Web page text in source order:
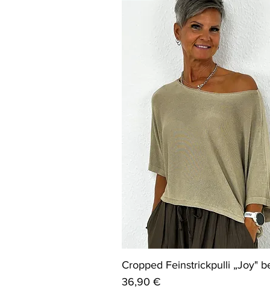
Cropped Feinstrickpulli „Joy"
Preis
36,90 €